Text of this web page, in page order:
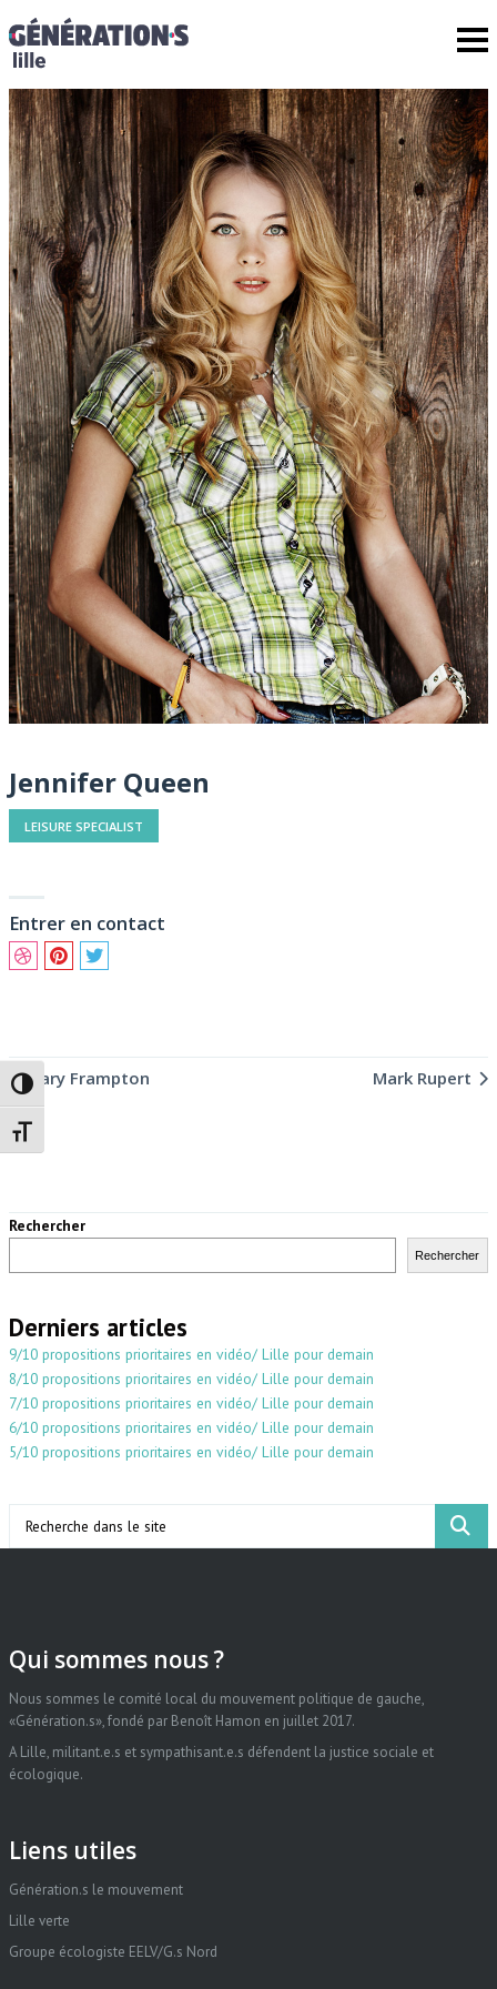
Passer en contraste élevé
Changer la taille de la police
Jennifer Queen
LEISURE SPECIALIST
Entrer en contact
Mary Frampton Mark Rupert
Rechercher
Rechercher
Derniers articles
9/10 propositions prioritaires en vidéo/ Lille pour demain
8/10 propositions prioritaires en vidéo/ Lille pour demain
7/10 propositions prioritaires en vidéo/ Lille pour demain
6/10 propositions prioritaires en vidéo/ Lille pour demain
5/10 propositions prioritaires en vidéo/ Lille pour demain
Qui sommes nous ?
Nous sommes le comité local du mouvement politique de gauche,
«Génération.s», fondé par Benoît Hamon en juillet 2017.
A Lille, militant.e.s et sympathisant.e.s défendent la justice sociale et
écologique.
Liens utiles
Génération.s le mouvement
Lille verte
Groupe écologiste EELV/G.s Nord